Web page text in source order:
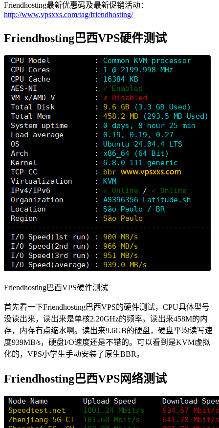
Friendhosting最新优惠码及最新促销活动：
http://www.vpsxxs.com/tag/friendhosting/
Friendhosting巴西VPS硬件测试
Friendhosting巴西VPS硬件测试
首先看一下Friendhosting巴西VPS的硬件测试，CPU具体型号
没读出来，读出来是单核2.20GHz的频率。读出来458M的内
存，内存有点缩水啊。读出来9.6GB的硬盘，硬盘平均读写速
度939MB/s，硬盘I/O速度还是不错的。可以看到是KVM虚拟
化的，VPS小学生手动安装了原生BBR。
Friendhosting巴西VPS网络测试